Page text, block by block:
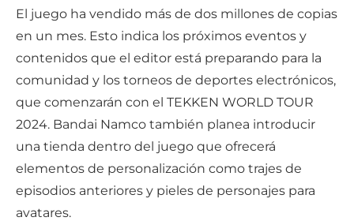
El juego ha vendido más de dos millones de copias
en un mes. Esto indica los próximos eventos y
contenidos que el editor está preparando para la
comunidad y los torneos de deportes electrónicos,
que comenzarán con el TEKKEN WORLD TOUR
2024. Bandai Namco también planea introducir
una tienda dentro del juego que ofrecerá
elementos de personalización como trajes de
episodios anteriores y pieles de personajes para
avatares.